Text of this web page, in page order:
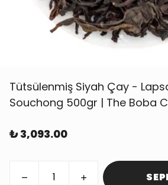
Tütsülenmiş Siyah Çay -
Souchong 500gr | The Boba
₺ 3,093.00